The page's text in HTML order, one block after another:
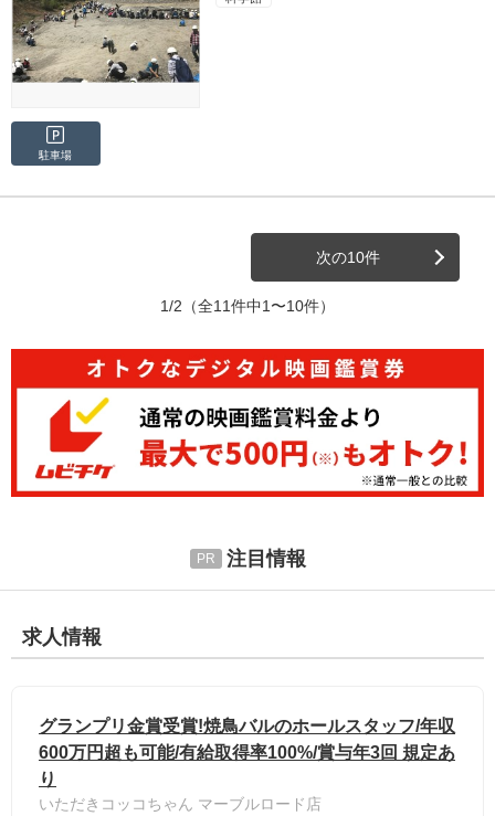
駐車場
次の10件
1/2 （全11件中1〜10件）
注目情報
求人情報
グランプリ金賞受賞!焼鳥バルのホールスタッフ/年収
600万円超も可能/有給取得率100%/賞与年3回 規定あ
り
いただきコッコちゃん マーブルロード店